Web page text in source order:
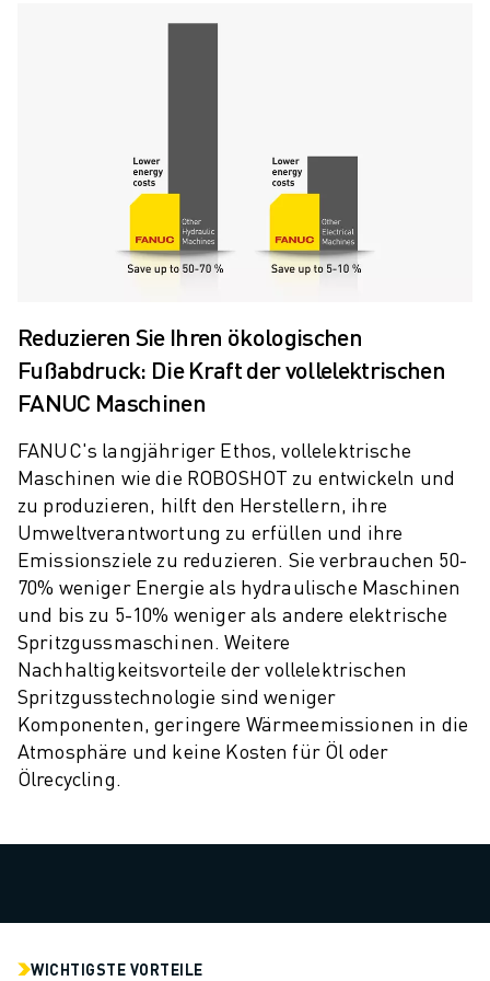
ROBOSHOT ROBOTER-PAKET
ROBOSHOT VORBEUGENDE WARTUNG
ROBOSHOT TOTAL COST OF OWNERSHIP
DRAHTERODIERMASCHINEN
ROBOCUT SOFTWARE
ROBOCUT VORBEUGENDE WARTUNG
ROBOCUT NACHHALTIGKEIT
INTELLIGENTE FABRIKLÖSUNGEN
PRODUKTREGISTRIERUNG » FANUC PORTAL
FALLBEISPIELE
BRANCHEN
ALLE BRANCHEN
LUFT- UND RAUMFAHRT
AUTOMOBIL
ELEKTRISCHE FAHRZEUGE
ELEKTRONIK
LEBENSMITTEL UND GETRÄNKE
MEDIZIN
MONTAGE
Reduzieren Sie Ihren ökologischen
Fußabdruck: Die Kraft der vollelektrischen
FANUC Maschinen
FANUC's langjähriger Ethos, vollelektrische
Maschinen wie die ROBOSHOT zu entwickeln und
zu produzieren, hilft den Herstellern, ihre
Umweltverantwortung zu erfüllen und ihre
Emissionsziele zu reduzieren. Sie verbrauchen 50-
70% weniger Energie als hydraulische Maschinen
und bis zu 5-10% weniger als andere elektrische
Spritzgussmaschinen. Weitere
Nachhaltigkeitsvorteile der vollelektrischen
Spritzgusstechnologie sind weniger
Komponenten, geringere Wärmeemissionen in die
Atmosphäre und keine Kosten für Öl oder
Ölrecycling.
WICHTIGSTE VORTEILE